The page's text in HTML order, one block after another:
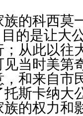
的科西莫
的是让大
从此以往
当时美第
和来自市
斯卡纳大
的权力和